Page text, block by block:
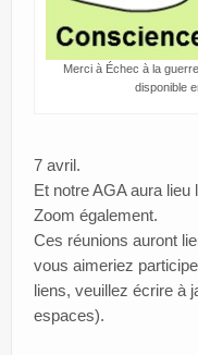
Faites un don
Merci à Échec à la
disponible
7 avril.
Et notre AGA aura lieu
Zoom également.
Ces réunions auront
vous aimeriez
liens, veuillez écrire à
espaces).